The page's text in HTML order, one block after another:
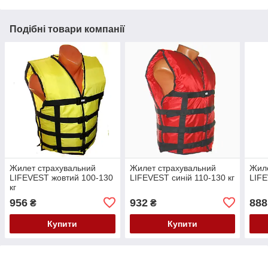
Подібні товари компанії
Жилет страхувальний
LIFEVEST жовтий 100-130
кг
956 ₴
Купити
Жилет страхувальний
LIFEVEST синій 110-130 кг
932₴
Купити
888